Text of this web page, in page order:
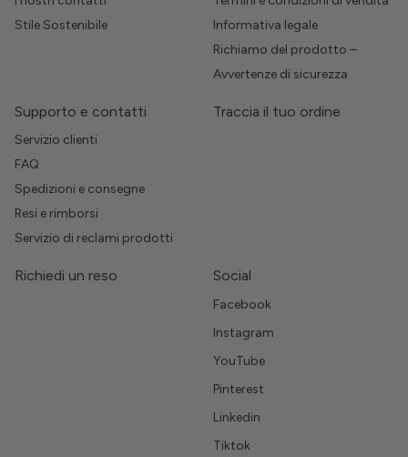
Stile Sostenibile
Informativa legale
Richiamo del prodotto –
Avvertenze di sicurezza
Supporto e contatti
Servizio clienti
FAQ
Spedizioni e consegne
Resi e rimborsi
Servizio di reclami prodotti
Traccia il tuo ordine
Richiedi un reso Social
Facebook
Instagram
YouTube
Pinterest
Linkedin
Tiktok